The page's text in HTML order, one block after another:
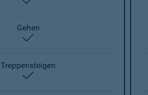
Gehen
Treppensteigen